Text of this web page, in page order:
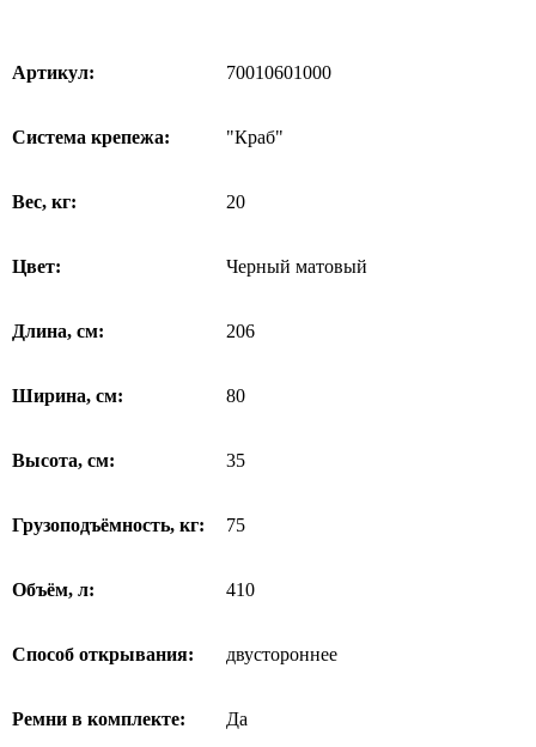
Артикул: 70010601000
Система крепежа: "Краб"
Вес, кг: 20
Цвет: Черный матовый
Длина, см: 206
Ширина, см: 80
Высота, см: 35
Грузоподъёмность, кг: 75
Объём, л: 410
Способ открывания: двустороннее
Ремни в комплекте: Да